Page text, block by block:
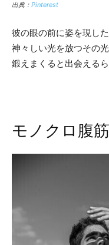
出典： Pinterest
彼の眼の前に姿を現し
神々しい光を放つその
鍛えまくると出会える
モノクロ腹筋